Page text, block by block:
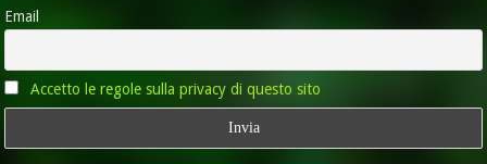
Email
Accetto le regole sulla privacy di questo sito